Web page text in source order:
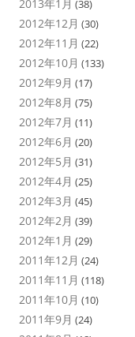
2013年1月 (38)
2012年12月 (30)
2012年11月 (22)
2012年10月 (133)
2012年9月 (17)
2012年8月 (75)
2012年7月 (11)
2012年6月 (20)
2012年5月 (31)
2012年4月 (25)
2012年3月 (45)
2012年2月 (39)
2012年1月 (29)
2011年12月 (24)
2011年11月 (118)
2011年10月 (10)
2011年9月 (24)